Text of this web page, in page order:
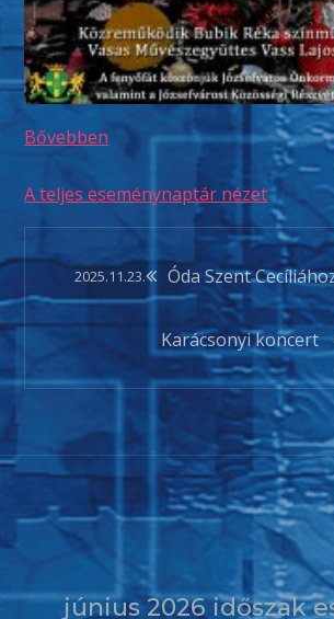
Bővebben
A teljes eseménynaptár nézet
Bejegyzés
navigáció
Óda Szent
2025.11.23.
Karácsonyi koncert
június 2026 időszak